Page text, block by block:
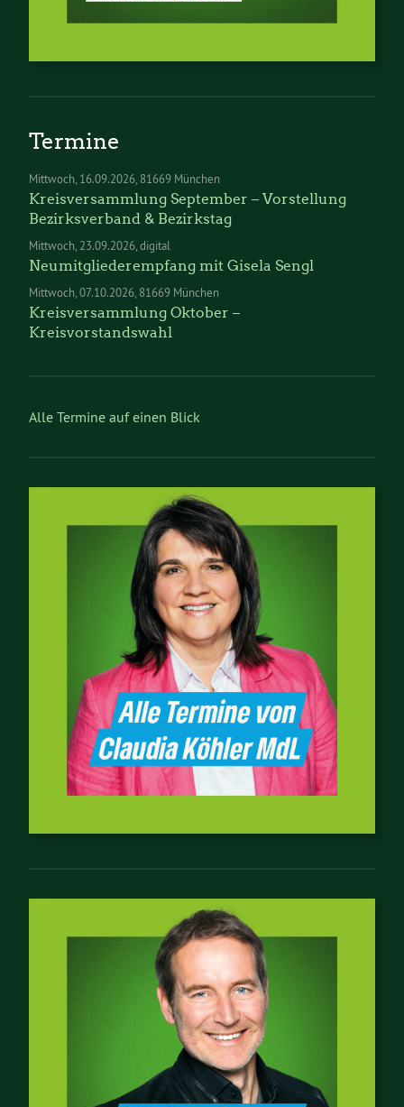
Termine
Mittwoch 16.09.2026 81669 München
Kreisversammlung September – Vorstellung
Bezirksverband & Bezirkstag
Mittwoch 23.09.2026 digital
Neumitgliederempfang mit Gisela Sengl
Mittwoch 07.10.2026 81669 München
Kreisversammlung Oktober –
Kreisvorstandswahl
Alle Termine auf einen Blick